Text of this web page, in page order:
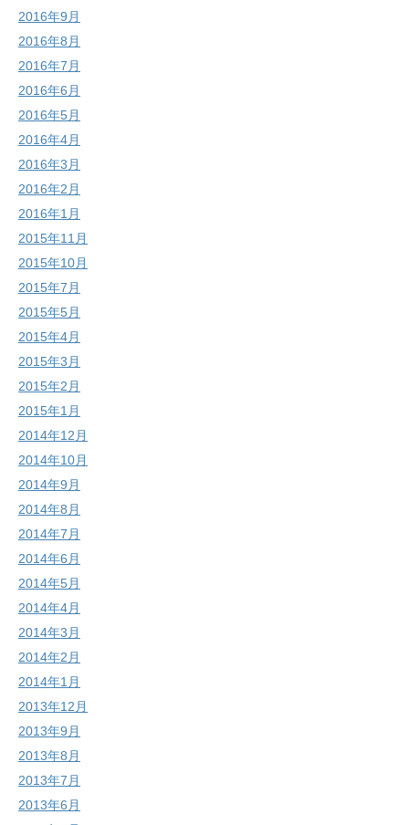
2016年9月
2016年8月
2016年7月
2016年6月
2016年5月
2016年4月
2016年3月
2016年2月
2016年1月
2015年11月
2015年10月
2015年7月
2015年5月
2015年4月
2015年3月
2015年2月
2015年1月
2014年12月
2014年10月
2014年9月
2014年8月
2014年7月
2014年6月
2014年5月
2014年4月
2014年3月
2014年2月
2014年1月
2013年12月
2013年9月
2013年8月
2013年7月
2013年6月